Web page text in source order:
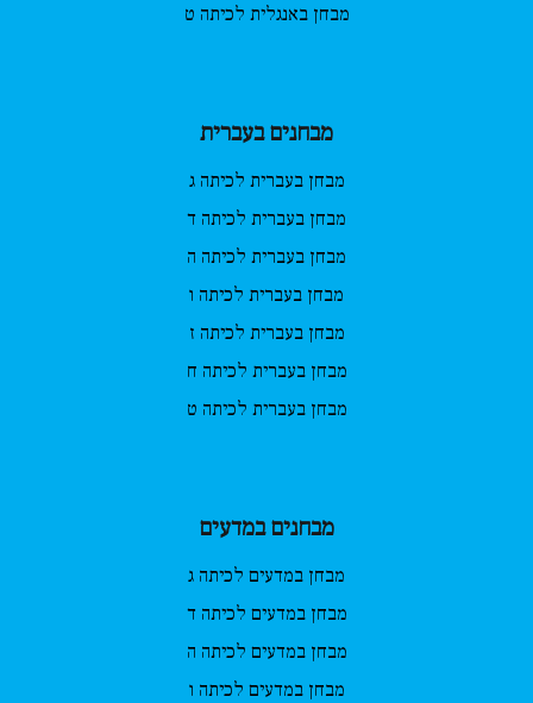
מבחן באנגלית לכיתה ט
מבחנים בעברית
מבחן בעברית לכיתה ג
מבחן בעברית לכיתה ד
מבחן בעברית לכיתה ה
מבחן בעברית לכיתה ו
מבחן בעברית לכיתה ז
מבחן בעברית לכיתה ח
מבחן בעברית לכיתה ט
מבחנים במדעים
מבחן במדעים לכיתה ג
מבחן במדעים לכיתה ד
מבחן במדעים לכיתה ה
מבחן במדעים לכיתה ו